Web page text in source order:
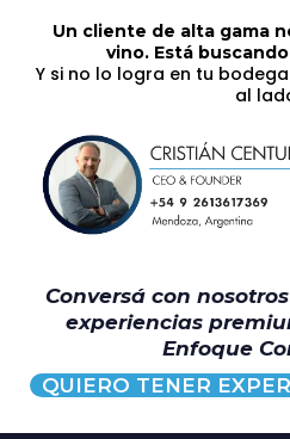
Un cliente de alta gama
vino. Está
Y si no lo logra en tu
al
Conversá con
experiencias
Enfoque
QUIERO TENER